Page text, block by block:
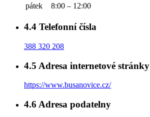
pátek
8:00 – 12:00
4.4 Telefonní čísla
388 320 208
4.5 Adresa internetové stránky
https://www.busanovice.cz/
4.6 Adresa podatelny